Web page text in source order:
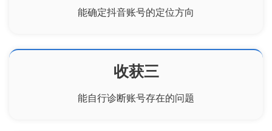
能确定抖音账号的定位方向
收获三
能自行诊断账号存在的问题